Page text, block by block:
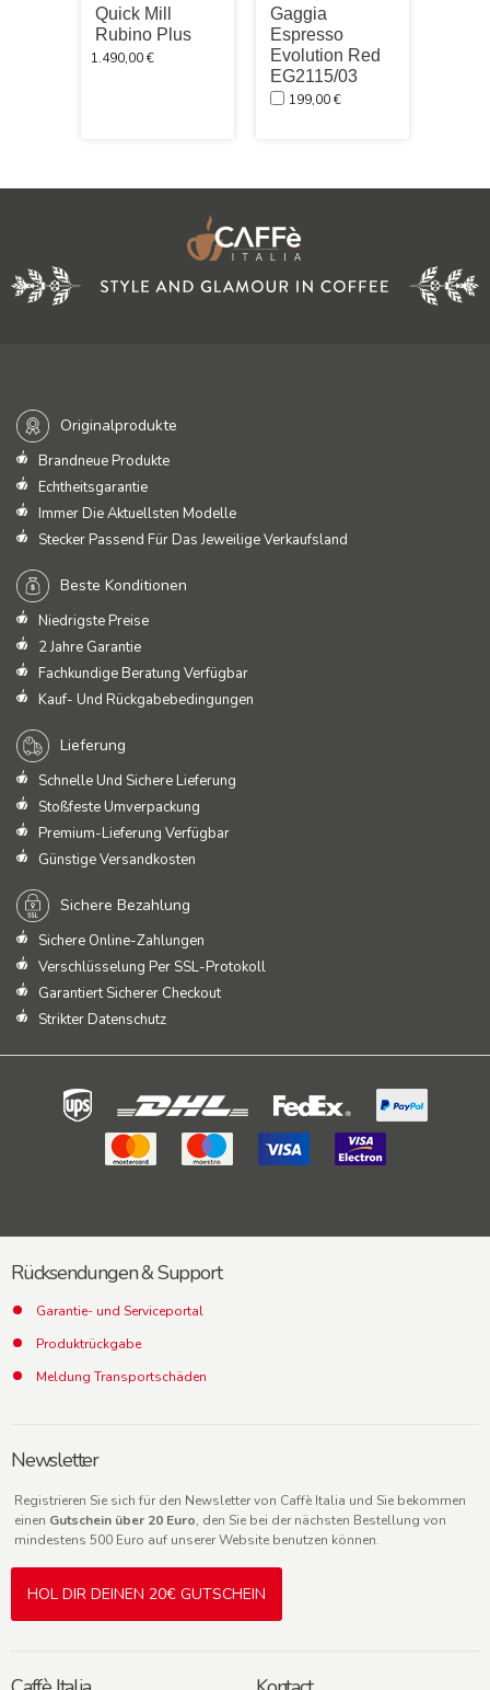
Quick Mill
Rubino Plus
1.490,00 €
Gaggia
Espresso
Evolution Red
EG2115/03
199,00 €
Originalprodukte
Brandneue Produkte
Echtheitsgarantie
Immer Die Aktuellsten Modelle
Stecker Passend Für Das Jeweilige Verkaufsland
Beste Konditionen
Niedrigste Preise
2 Jahre Garantie
Fachkundige Beratung Verfügbar
Kauf- Und Rückgabebedingungen
Lieferung
Schnelle Und Sichere Lieferung
Stoßfeste Umverpackung
Premium-Lieferung Verfügbar
Günstige Versandkosten
Sichere Bezahlung
Sichere Online-Zahlungen
Verschlüsselung Per SSL-Protokoll
Garantiert Sicherer Checkout
Strikter Datenschutz
Rücksendungen & Support
Garantie- und Serviceportal
Produktrückgabe
Meldung Transportschäden
Newsletter
Registrieren Sie sich für den Newsletter von Caffè Italia und Sie bekommen
einen Gutschein über 20 Euro, den Sie bei der nächsten Bestellung von
mindestens 500 Euro auf unserer Website benutzen können.
HOL DIR DEINEN 20€ GUTSCHEIN